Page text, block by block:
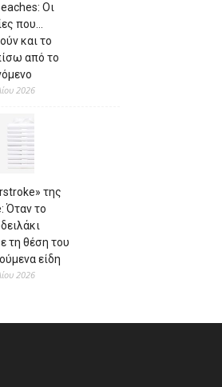
Οι
που…
και το
από το
2026
της
Όταν το
τη θέση του
είδη
2026